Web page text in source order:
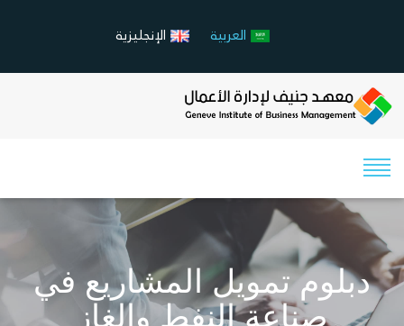
العربية الإنجليزية
دبلوم تمويل المشاريع في
صناعة النفط والغاز